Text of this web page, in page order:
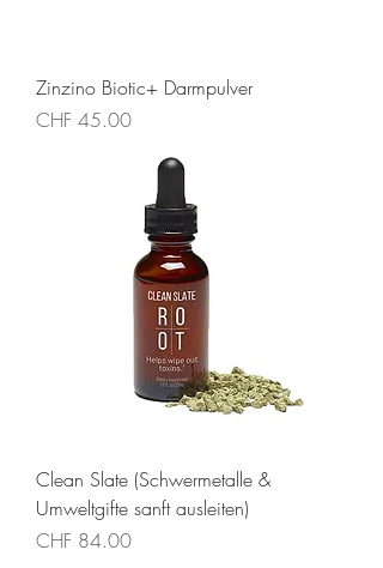
Zinzino Biotic+ Darmpulver
Preis
CHF 45.00
Clean Slate (Schwermetalle &
Umweltgifte sanft ausleiten)
Preis
CHF 84.00